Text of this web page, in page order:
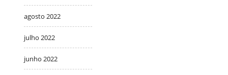
agosto 2022
julho 2022
junho 2022